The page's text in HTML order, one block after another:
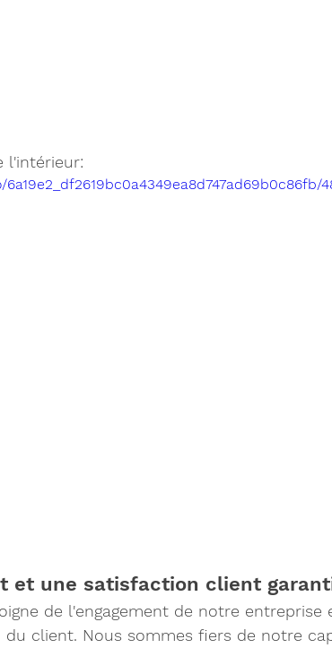
l'intérieur:
et une satisfaction client
de l'engagement de notre entreprise
client. Nous sommes fiers de notre